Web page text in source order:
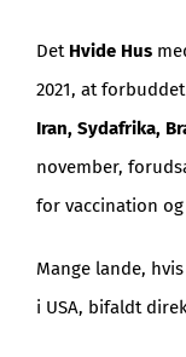
Det Hvide Hus
2021, at
Iran, Sydafrika,
november,
for vaccination
Mange lande,
i USA, bifaldt